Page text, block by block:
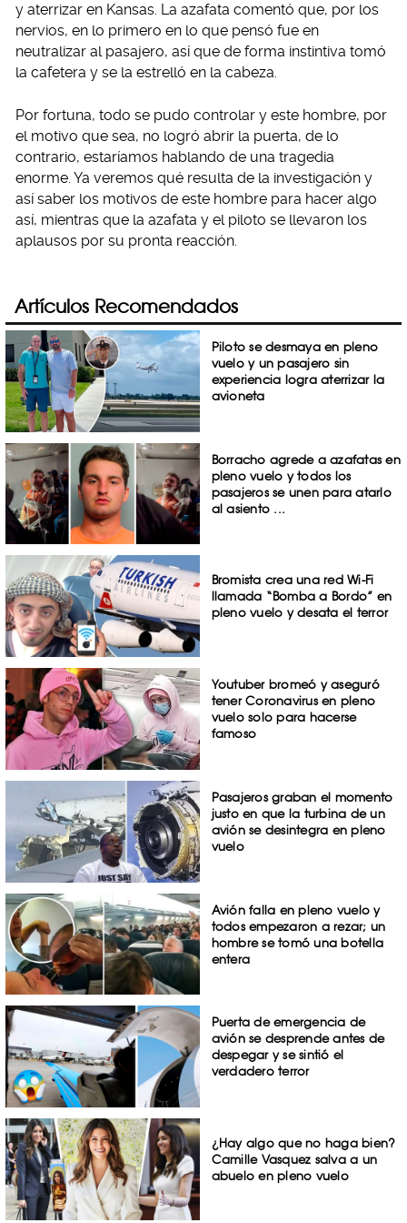
y aterrizar en Kansas. La azafata comentó que, por los
nervios, en lo primero en lo que pensó fue en
neutralizar al pasajero, así que de forma instintiva tomó
la cafetera y se la estrelló en la cabeza.
Por fortuna, todo se pudo controlar y este hombre, por
el motivo que sea, no logró abrir la puerta, de lo
contrario, estaríamos hablando de una tragedia
enorme. Ya veremos qué resulta de la investigación y
así saber los motivos de este hombre para hacer algo
así, mientras que la azafata y el piloto se llevaron los
aplausos por su pronta reacción.
Artículos Recomendados
Piloto se desmaya en pleno
vuelo y un pasajero sin
experiencia logra aterrizar la
avioneta
Borracho agrede a azafatas en
pleno vuelo y todos los
pasajeros se unen para atarlo
al asiento ...
Bromista crea una red Wi-Fi
llamada “Bomba a Bordo” en
pleno vuelo y desata el terror
Youtuber bromeó y aseguró
tener Coronavirus en pleno
vuelo solo para hacerse
famoso
Pasajeros graban el momento
justo en que la turbina de un
avión se desintegra en pleno
vuelo
Avión falla en pleno vuelo y
todos empezaron a rezar; un
hombre se tomó una botella
entera
Puerta de emergencia de
avión se desprende antes de
despegar y se sintió el
verdadero terror
¿Hay algo que no haga bien?
Camille Vasquez salva a un
abuelo en pleno vuelo